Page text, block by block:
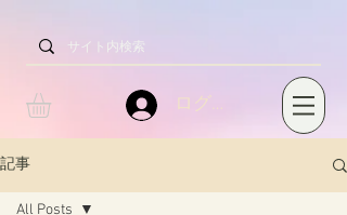
ログイン
記事
All Posts